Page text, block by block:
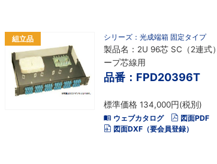
組立品 シリーズ：光成端箱 固定タイプ
製品名：2U 96芯 SC（2連式
ープ芯線用
品番：FPD20396T
標準価格 134,000円(税別)
ウェブカタログ
図面PDF
図面DXF（要会員登録）